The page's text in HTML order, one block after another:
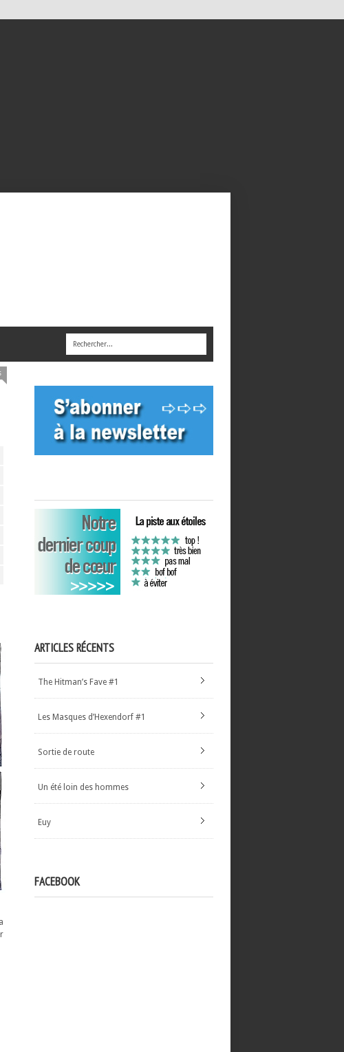
ARTICLES RÉCENTS
The Hitman’s Fave #1
Les Masques d’Hexendorf #1
Sortie de route
Un été loin des hommes
Euy
FACEBOOK